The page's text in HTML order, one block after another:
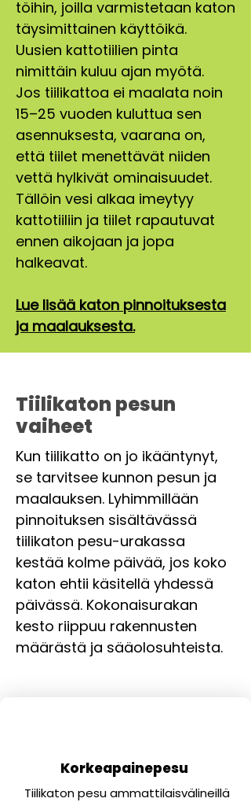
töihin, joilla varmistetaan katon
täysimittainen käyttöikä.
Uusien kattotiilien pinta
nimittäin kuluu ajan myötä.
Jos tiilikattoa ei maalata noin
15–25 vuoden kuluttua sen
asennuksesta, vaarana on,
että tiilet menettävät niiden
vettä hylkivät ominaisuudet.
Tällöin vesi alkaa imeytyy
kattotiiliin ja tiilet rapautuvat
ennen aikojaan ja jopa
halkeavat.
Lue lisää katon pinnoituksesta
ja maalauksesta.
Tiilikaton pesun
vaiheet
Kun tiilikatto on jo ikääntynyt,
se tarvitsee kunnon pesun ja
maalauksen. Lyhimmillään
pinnoituksen sisältävässä
tiilikaton pesu-urakassa
kestää kolme päivää, jos koko
katon ehtii käsitellä yhdessä
päivässä. Kokonaisurakan
kesto riippuu rakennusten
määrästä ja sääolosuhteista.
Korkeapainepesu
Tiilikaton pesu ammattilaisvälineillä